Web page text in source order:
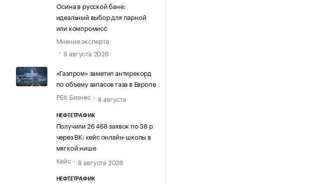
Осина в русской бане:
идеальный выбор для парной
или компромисс
Мнение эксперта
9 августа 2026
«Газпром» заметил антирекорд
по объему запасов газа в Европе
РБК Бизнес
8 августа
НЕФТЕТРАФИК
Получили 26 468 заявок по 38 р
через ВК: кейс онлайн-школы в
мягкой нише
Кейс
8 августа 2026
НЕФТЕТРАФИК